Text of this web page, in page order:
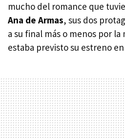
mucho del romance que
Ana de Armas, sus dos
a su final más o menos por
estaba previsto su estreno